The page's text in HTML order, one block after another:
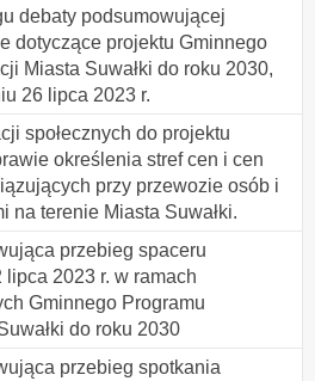
debaty podsumowującej
dotyczące projektu Gminnego
Miasta Suwałki do roku 2030,
26 lipca 2023 r.
społecznych do projektu
określenia stref cen i cen
przy przewozie osób i
na terenie Miasta Suwałki.
przebieg spaceru
2023 r. w ramach
Gminnego Programu
do roku 2030
przebieg spotkania